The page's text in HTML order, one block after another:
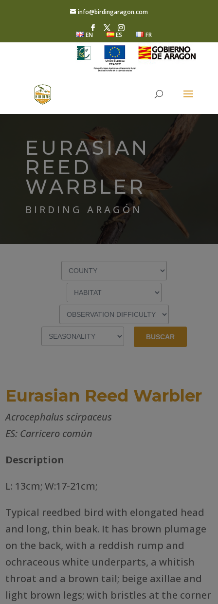
info@birdingaragon.com
EN ES FR
EURASIAN
REED
WARBLER
BIRDING ARAGÓN
Eurasian Reed Warbler
Acrocephalus scirpaceus
ES: Carricero común
Description
L: 13cm; W:17-21cm;
Typical reedbed bird with elongated head
and long, thin beak. It has brown plumage
on the back, with a reddish rump and
ochraceous white underparts, a whitish
throat and a brown tail; beige axillae and
light brown legs; with bristles at the corner